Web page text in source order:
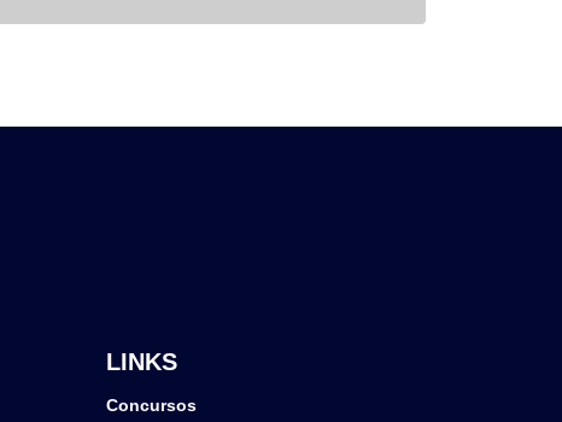
LINKS
Concursos